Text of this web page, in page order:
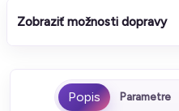
Zobraziť možnosti dopravy
Parametre